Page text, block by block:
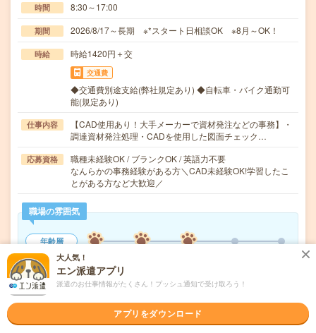
時間 8:30～17:00
期間 2026/8/17～長期 ※*スタート日相談OK ※8月～OK！
時給 時給1420円＋交
交通費
◆交通費別途支給(弊社規定あり) ◆自転車・バイク通勤可
能(規定あり)
仕事内容
【CAD使用あり！大手メーカーで資材発注などの事務】・
調達資材発注処理・CADを使用した図面チェック…
応募資格
職種未経験OK / ブランクOK / 英語力不要
なんらかの事務経験がある方＼CAD未経験OK!学習したこ
とがある方など大歓迎／
職場の雰囲気
年齢層
職場の様子
活気がある
もっと見る
大人気！
エン派遣アプリ
派遣のお仕事情報がたくさん！プッシュ通知で受け取ろう！
アプリをダウンロード